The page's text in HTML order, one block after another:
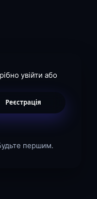
увійти або
Реєстрація
першим.